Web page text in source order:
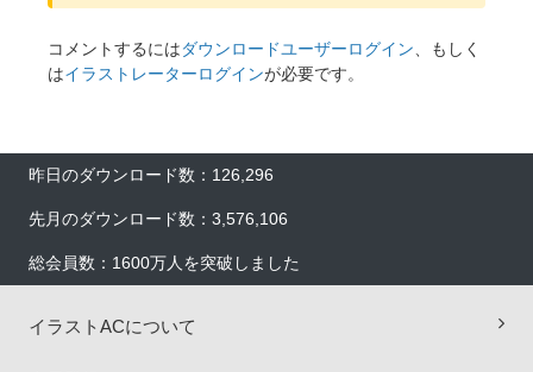
コメントするにはダウンロードユーザーログイン、もしく
はイラストレーターログインが必要です。
昨日のダウンロード数：126,296
先月のダウンロード数：3,576,106
総会員数：1600万人を突破しました
イラストACについて